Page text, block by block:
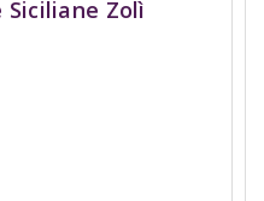
Siciliane Zolì